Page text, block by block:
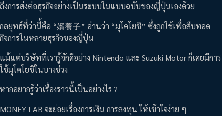
ถึงการส่งต่อธุรกิจอย่างเป็นระบบในแบบฉบับของญี่ปุ่นเองด้วย
กลยุทธ์ที่ว่านี้คือ “婿養子” อ่านว่า “มุโคโยชิ” ซึ่งถูกใช้เพื่อสืบทอด
กิจการในหลายธุรกิจของญี่ปุ่น
แม้แต่บริษัทที่เรารู้จักดีอย่าง Nintendo และ Suzuki Motor ก็เคยมีการ
ใช้มุโคโยชิในบางช่วง
หากอยากรู้ว่าเรื่องราวนี้เป็นอย่างไร ?
MONEY LAB จะย่อยเรื่องการเงิน การลงทุน ให้เข้าใจง่าย ๆ